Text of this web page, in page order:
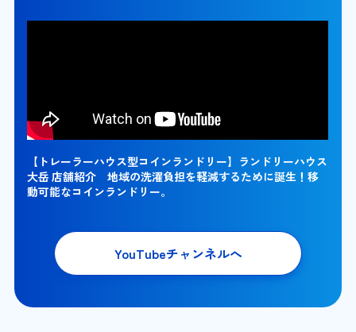
【トレーラーハウス型コインランドリー】ランドリーハウス
大岳 店舗紹介 地域の洗濯負担を軽減するために誕生！移
動可能なコインランドリー。
YouTubeチャンネルへ